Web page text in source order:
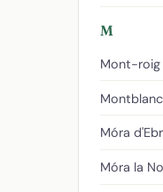
M
Mont-roig
Montblanc
Móra
Móra la